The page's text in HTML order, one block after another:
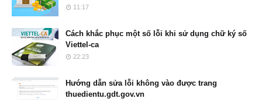
11:17
Cách khắc phục một số lỗi khi sử dụng chữ ký số
Viettel-ca
22:23
Hướng dẫn sửa lỗi không vào được trang
thuedientu.gdt.gov.vn